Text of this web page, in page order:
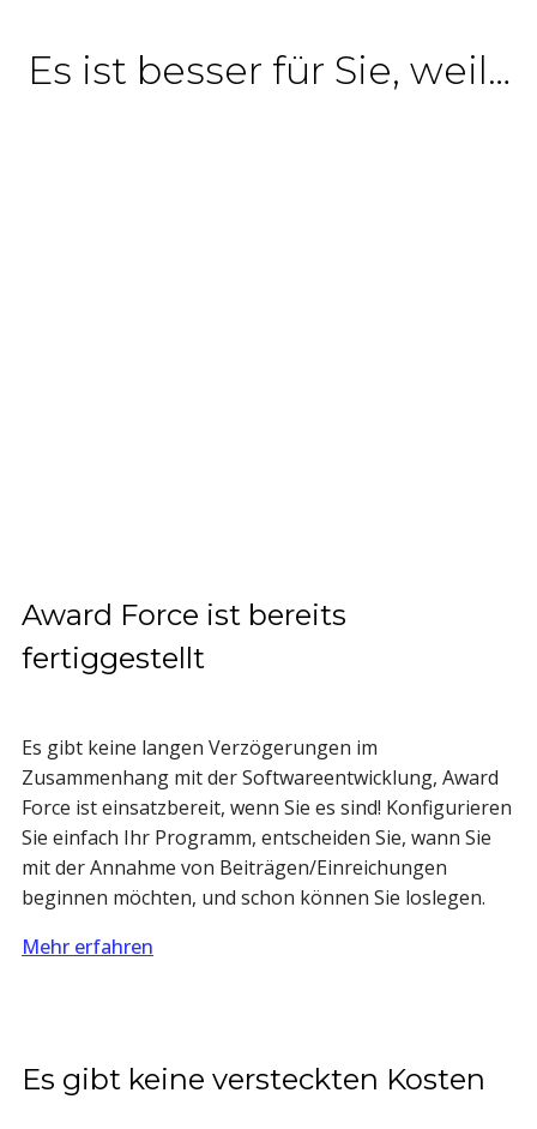
Es ist besser für Sie, weil…
Award Force ist bereits
fertiggestellt
Es gibt keine langen Verzögerungen im
Zusammenhang mit der Softwareentwicklung, Award
Force ist einsatzbereit, wenn Sie es sind! Konfigurieren
Sie einfach Ihr Programm, entscheiden Sie, wann Sie
mit der Annahme von Beiträgen/Einreichungen
beginnen möchten, und schon können Sie loslegen.
Mehr erfahren
Es gibt keine versteckten Kosten